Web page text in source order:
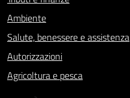
Ambiente
Salute, benessere e assistenza
Autorizzazioni
Agricoltura e pesca